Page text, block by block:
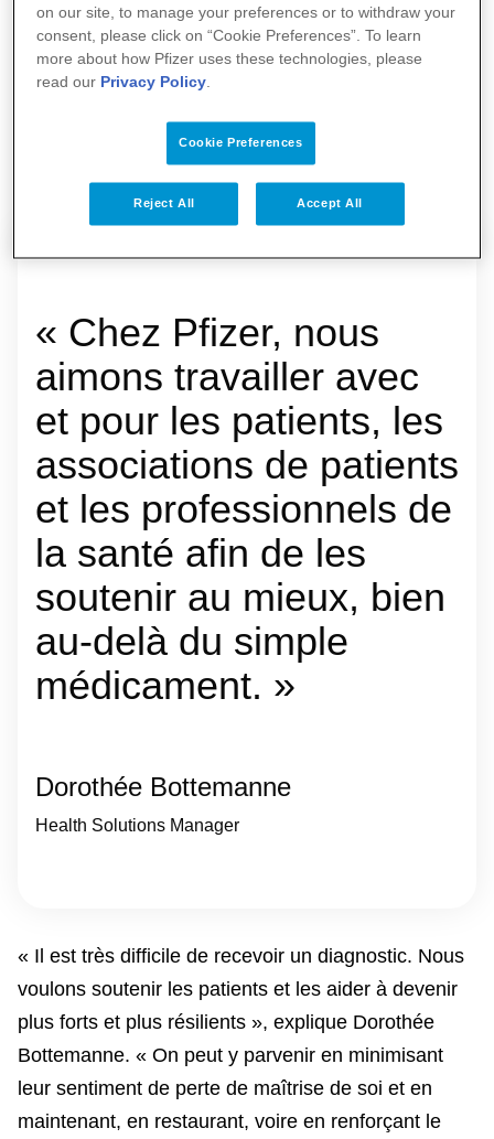
lucratif Patient Empowerment, lors d’un
récent webinaire organisé par Pfizer en
collaboration avec Patient Centrics, Patient
« Chez Pfizer, nous
aimons travailler avec
et pour les patients, les
associations de patients
et les professionnels de
la santé afin de les
soutenir au mieux, bien
au-delà du simple
médicament. »
Dorothée Bottemanne
Health Solutions Manager
« Il est très difficile de recevoir un diagnostic. Nous
voulons soutenir les patients et les aider à devenir
plus forts et plus résilients », explique Dorothée
Bottemanne. « On peut y parvenir en minimisant
leur sentiment de perte de maîtrise de soi et en
maintenant, en restaurant, voire en renforçant le
on our site, to manage your preferences or to withdraw your
consent, please click on “Cookie Preferences”. To learn
more about how Pfizer uses these technologies, please
read our Privacy Policy.
Cookie Preferences
Reject All Accept All